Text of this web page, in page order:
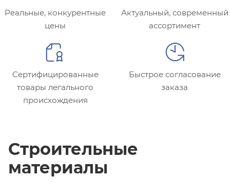
Реальные, конкурентные
цены
Актуальный, современный
ассортимент
Cертифицированные
товары легального
происхождения
Быстрое согласование
заказа
Строительные
материалы